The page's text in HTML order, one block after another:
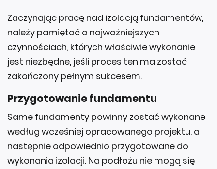
Zaczynając pracę nad izolacją fundamentów,
należy pamiętać o najważniejszych
czynnościach, których właściwie wykonanie
jest niezbędne, jeśli proces ten ma zostać
zakończony pełnym sukcesem.
Przygotowanie fundamentu
Same fundamenty powinny zostać wykonane
według wcześniej opracowanego projektu, a
następnie odpowiednio przygotowane do
wykonania izolacji. Na podłożu nie mogą się